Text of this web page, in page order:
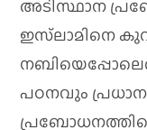
അടിസ്ഥാന
ഇസ്‌ലാമിനെ
പഠനവും